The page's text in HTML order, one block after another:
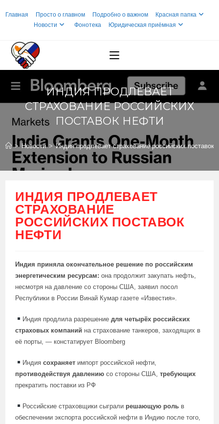
Главная Просто о главном Подробно о важном
Красная папка
Новости
Фонотека Юридическая приёмная
ИНДИЯ ПРОДЛЕВАЕТ
СТРАХОВАНИЕ РОССИЙСКИХ
ПОСТАВОК НЕФТИ
> Новости > Индия продлевает страхование российских поставок
ИНДИЯ ПРОДЛЕВАЕТ
СТРАХОВАНИЕ
РОССИЙСКИХ ПОСТАВОК
НЕФТИ
Индия приняла окончательное решение по российским
энергетическим ресурсам:она продолжит закупать нефть,
несмотря на давление со стороны США, заявил посол
Республики в России Винай Кумар газете «Известия».
Индия продлила разрешение для четырёх российских
страховых компаний на страхование танкеров, заходящих в
её порты, — констатирует Bloomberg
Индиясохраняет импорт российской нефти,
противодействуя давлению со стороны США,требующих
прекратить поставки из РФ
Российские страховщики сыграли решающую роль в
обеспечении экспорта российской нефти в Индию после того,